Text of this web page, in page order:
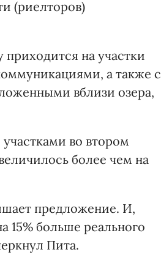
(риелторов)
приходится на участки
а также с
вблизи озера,
во втором
более чем на
предложение. И,
15% больше реального
Пита.